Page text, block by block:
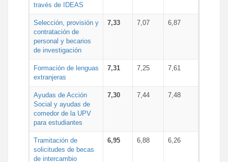
través de IDEAS
Selección, provisión y
contratación de
personal y becarios
de investigación
7,33 7,07 6,87
Formación de lenguas
extranjeras
7,31 7,25 7,61
Ayudas de Acción
Social y ayudas de
comedor de la UPV
para estudiantes
7,30 7,44 7,48
Tramitación de
solicitudes de becas
de intercambio
6,95 6,88 6,26